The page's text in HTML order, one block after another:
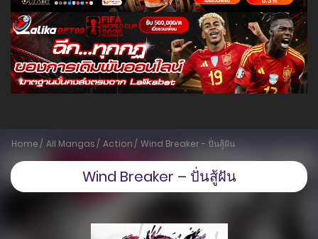
Home All Mangas Action Wind Breaker - ปั่นสู้ฝัน
Wind Breaker – ปั่นสู้ฝัน